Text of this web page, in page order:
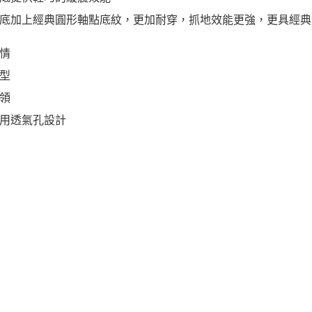
加上經典圓形軸點底紋，更加耐穿，抓地效能更強，更具經
透氣孔設計